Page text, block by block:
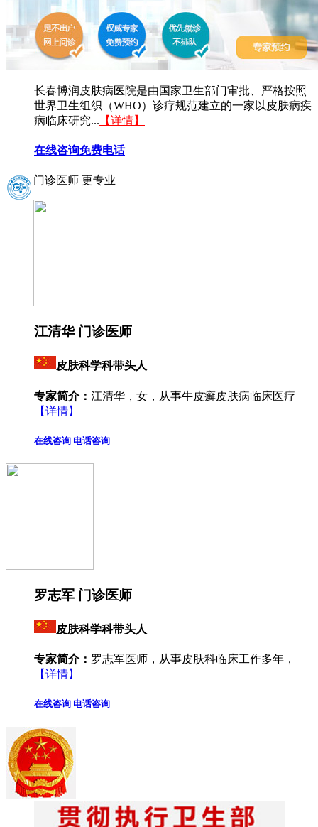
长春博润皮肤病医院是由国家卫生部门审批、严格按照
世界卫生组织（WHO）诊疗规范建立的一家以皮肤病疾
病临床研究... 【详情】
在线咨询免费电话
门诊医师 更专业
江清华 门诊医师
皮肤科学科带头人
专家简介： 江清华，女，从事牛皮癣皮肤病临床医疗
【详情】
在线咨询 电话咨询
罗志军 门诊医师
皮肤科学科带头人
专家简介： 罗志军医师，从事皮肤科临床工作多年，
【详情】
在线咨询 电话咨询